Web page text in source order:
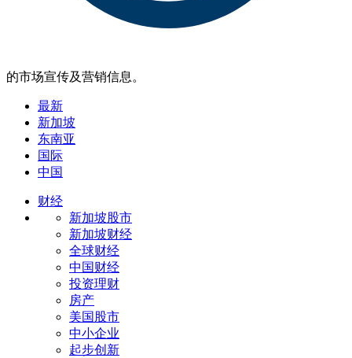
的市场宣传及营销信息。
最新
新加坡
东南亚
国际
中国
财经
新加坡股市
新加坡财经
全球财经
中国财经
投资理财
房产
美国股市
中小企业
起步创新